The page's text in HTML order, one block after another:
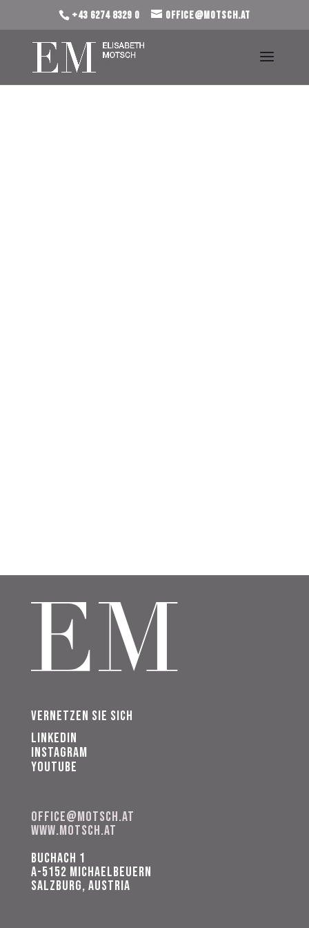
+43 6274 8329 0 office@motsch.at
Vernetzen Sie sich
Linkedin
Instagram
Youtube
office@motsch.at
www.motsch.at
Buchach 1
A-5152 MICHAELBEUERN
Salzburg, Austria